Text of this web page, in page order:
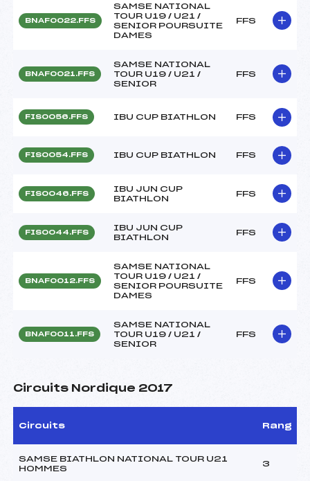
BNAF0022.FFS
SAMSE NATIONAL
TOUR U19 / U21 /
SENIOR POURSUITE
DAMES
FFS
BNAF0021.FFS
SAMSE NATIONAL
TOUR U19 / U21 /
SENIOR
FFS
FIS0056.FFS IBU CUP BIATHLON FFS
FIS0054.FFS IBU CUP BIATHLON FFS
FIS0046.FFS
IBU JUN CUP
BIATHLON
FFS
FIS0044.FFS
IBU JUN CUP
BIATHLON
FFS
BNAF0012.FFS
SAMSE NATIONAL
TOUR U19 / U21 /
SENIOR POURSUITE
DAMES
FFS
BNAF0011.FFS
SAMSE NATIONAL
TOUR U19 / U21 /
SENIOR
FFS
Circuits Nordique 2017
Circuits Rang
SAMSE BIATHLON NATIONAL TOUR U21
HOMMES
3